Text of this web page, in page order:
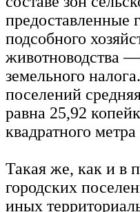
предоставленные
подсобного
животноводства —
земельного
поселений
равна 25,92
квадратного
Такая же, как и в
городских
иных